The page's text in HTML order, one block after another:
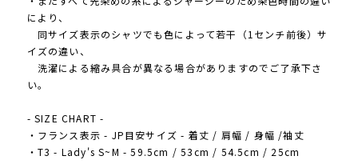
により、
同サイズ表示のシャツでも色によって若干（1センチ前後）サ
イズの違い、
洗濯による縮み具合が異なる場合がありますのでご了承下さ
い。
- SIZE CHART -
・フランス表示 - JP目安サイズ - 着丈 / 肩幅 / 身幅 /袖丈
・T3 - Lady's S~M - 59.5cm / 53cm / 54.5cm / 25cm